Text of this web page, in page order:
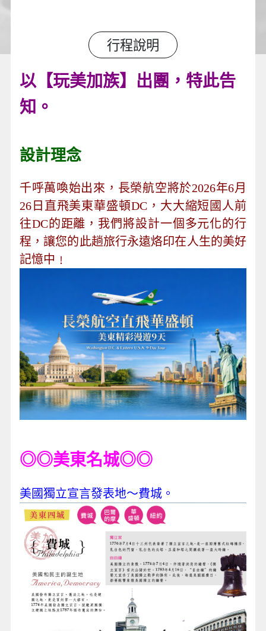
行程說明
以【玩美加族】出團，特此告
知。
設計理念
千呼萬喚始出來，長榮航空將於2026年6月
26日直飛美東華盛頓DC，大大縮短國人前
往DC的距離，我們將設計一個多元化的行
程，讓您的此趟旅行永遠烙印在人生的美好
記憶中﹗
◎◎美東名城◎◎
美國獨立宣言發表地～費城。